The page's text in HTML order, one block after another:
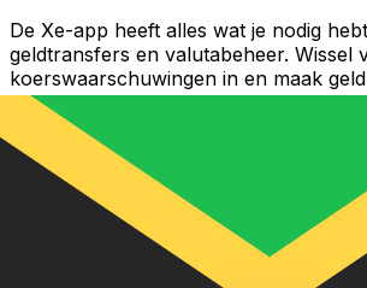
De Xe-app heeft alles wat je nodig
geldtransfers en valutabeheer. Wissel
koerswaarschuwingen in en maak
buitenland zonder verborgen kosten.
vandaag nog!